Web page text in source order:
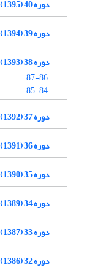
دوره 40 (1395)
دوره 39 (1394)
دوره 38 (1393)
87-86
85-84
دوره 37 (1392)
دوره 36 (1391)
دوره 35 (1390)
دوره 34 (1389)
دوره 33 (1387)
دوره 32 (1386)